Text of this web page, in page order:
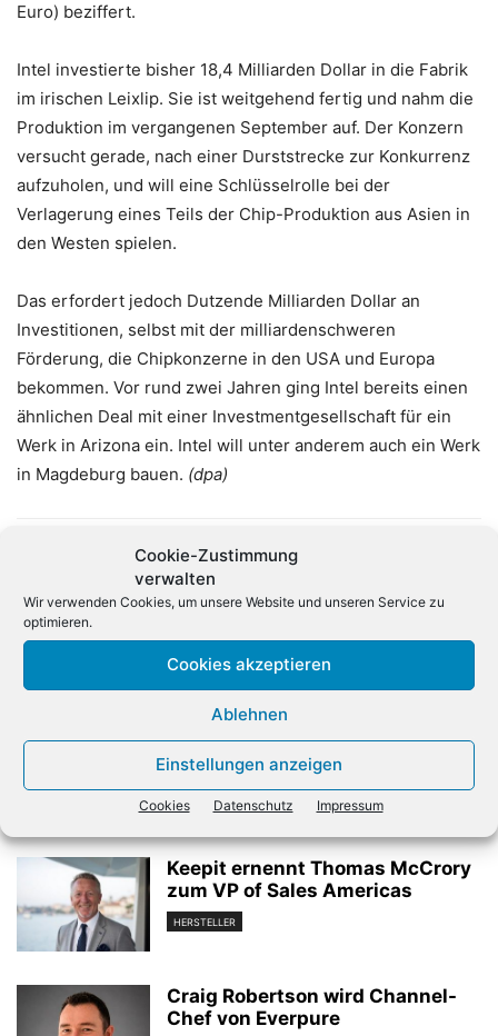
Cookie-Zustimmung
verwalten
Wir verwenden Cookies, um unsere Website und unseren Service zu
optimieren.
Cookies akzeptieren
Ablehnen
Einstellungen anzeigen
Cookies Datenschutz Impressum
Euro) beziffert.
Intel investierte bisher 18,4 Milliarden Dollar in die Fabrik
im irischen Leixlip. Sie ist weitgehend fertig und nahm die
Produktion im vergangenen September auf. Der Konzern
versucht gerade, nach einer Durststrecke zur Konkurrenz
aufzuholen, und will eine Schlüsselrolle bei der
Verlagerung eines Teils der Chip-Produktion aus Asien in
den Westen spielen.
Das erfordert jedoch Dutzende Milliarden Dollar an
Investitionen, selbst mit der milliardenschweren
Förderung, die Chipkonzerne in den USA und Europa
bekommen. Vor rund zwei Jahren ging Intel bereits einen
ähnlichen Deal mit einer Investmentgesellschaft für ein
Werk in Arizona ein. Intel will unter anderem auch ein Werk
in Magdeburg bauen. (dpa)
stärken
Verwandte Artikel
Keepit ernennt Thomas McCrory
zum VP of Sales Americas
HERSTELLER
Craig Robertson wird Channel-
Chef von Everpure